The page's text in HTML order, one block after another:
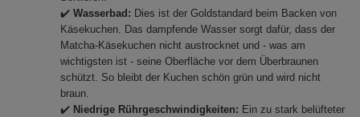
✔️ Wasserbad: Dies ist der Goldstandard beim Backen von
Käsekuchen. Das dampfende Wasser sorgt dafür, dass der
Matcha-Käsekuchen nicht austrocknet und - was am
wichtigsten ist - seine Oberfläche vor dem Überbraunen
schützt. So bleibt der Kuchen schön grün und wird nicht
braun.
✔️ Niedrige Rührgeschwindigkeiten: Ein zu stark belüfteter